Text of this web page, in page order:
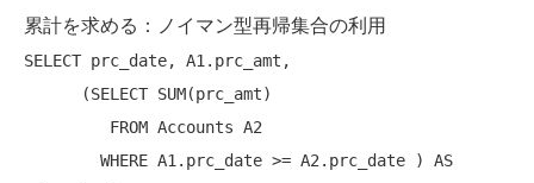
累計を求める：ノイマン型再帰集合の利用
SELECT prc_date, A1.prc_amt,
      (
SELECT SUM(prc_amt)
FROM Accounts A2
WHERE A1.prc_date >= A2.prc_date ) AS